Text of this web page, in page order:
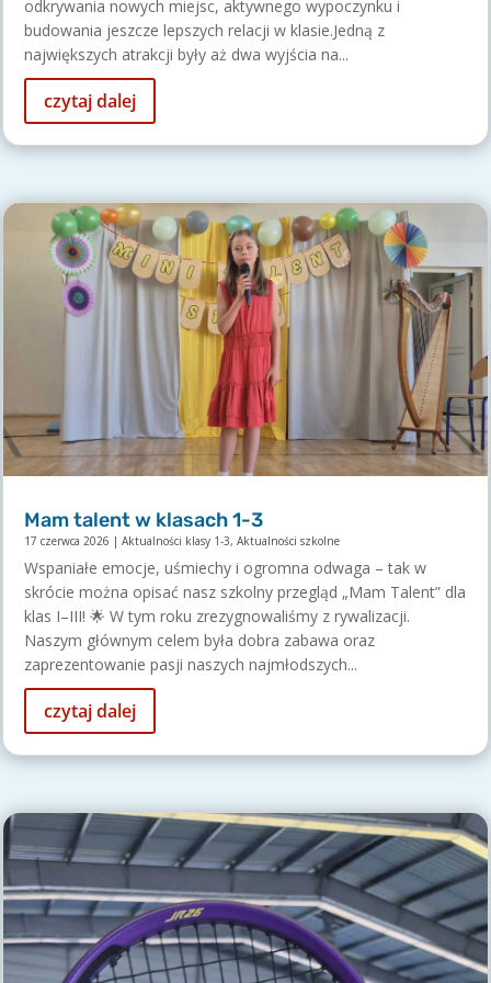
odkrywania nowych miejsc, aktywnego wypoczynku i
budowania jeszcze lepszych relacji w klasie.Jedną z
największych atrakcji były aż dwa wyjścia na...
czytaj dalej
Mam talent w klasach 1-3
17 czerwca 2026 |Aktualności klasy 1-3,Aktualności szkolne
Wspaniałe emocje, uśmiechy i ogromna odwaga – tak w
skrócie można opisać nasz szkolny przegląd „Mam Talent” dla
klas I–III! 🌟 W tym roku zrezygnowaliśmy z rywalizacji.
Naszym głównym celem była dobra zabawa oraz
zaprezentowanie pasji naszych najmłodszych...
czytaj dalej